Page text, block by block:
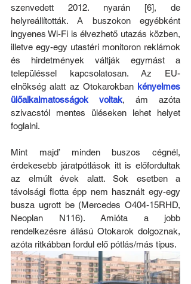
szenvedett 2012. nyarán [6], de
helyreállították. A buszokon egyébként
ingyenes Wi-Fi is élvezhető utazás közben,
illetve egy-egy utastéri monitoron reklámok
és hirdetmények váltják egymást a
településsel kapcsolatosan. Az EU-
elnökség alatt az Otokarokban kényelmes
ülőalkalmatosságok voltak, ám azóta
szivacstól mentes üléseken lehet helyet
foglalni.
Mint majd’ minden buszos cégnél,
érdekesebb járatpótlások itt is előfordultak
az elmúlt évek alatt. Sok esetben a
távolsági flotta épp nem használt egy-egy
busza ugrott be (Mercedes O404-15RHD,
Neoplan N116). Amióta a jobb
rendelkezésre állású Otokarok dolgoznak,
azóta ritkábban fordul elő pótlás/más típus.